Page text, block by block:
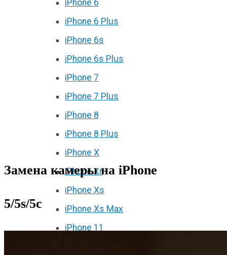
iPhone 6
iPhone 6 Plus
iPhone 6s
iPhone 6s Plus
iPhone 7
iPhone 7 Plus
iPhone 8
iPhone 8 Plus
iPhone X
iPhone Xr
iPhone Xs
iPhone Xs Max
iPhone 11
Замена камеры на iPhone
5/5s/5c